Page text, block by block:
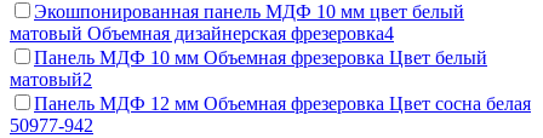
Экошпонированная панель МДФ 10 мм цвет белый
матовый Объемная дизайнерская фрезеровка4
Панель МДФ 10 мм Объемная фрезеровка Цвет белый
матовый2
Панель МДФ 12 мм Объемная фрезеровка Цвет сосна белая
50977-942